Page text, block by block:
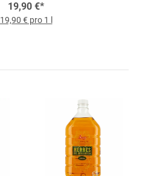
19,90 €*
19,90 € pro 1 l